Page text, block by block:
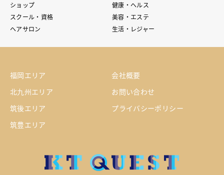
ショップ
健康・ヘルス
スクール・資格
美容・エステ
ヘアサロン
生活・レジャー
福岡エリア
北九州エリア
筑後エリア
筑豊エリア
会社概要
お問い合わせ
プライバシーポリシー